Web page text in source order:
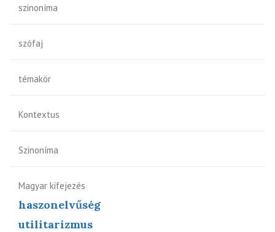
szinoníma
szófaj
témakör
Kontextus
Szinoníma
Magyar kifejezés
haszonelvűség
utilitarizmus